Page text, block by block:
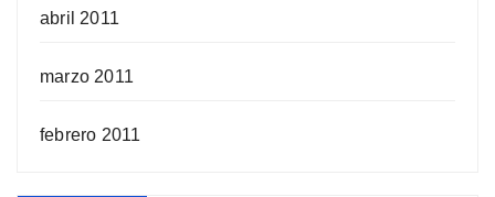
abril 2011
marzo 2011
febrero 2011